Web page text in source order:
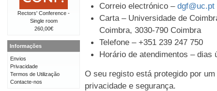
Correio electrónico – dgf@uc.pt
Carta – Universidade de
Coimbra, 3030-790 Coimbra
Telefone – +351 239 247 750
Horário de atendimentos – dias
O seu registo está protegido por
privacidade e segurança.
Rectors' Conference -
Single room
260,00€
Informações
Envios
Privacidade
Termos de Utilização
Contacte-nos